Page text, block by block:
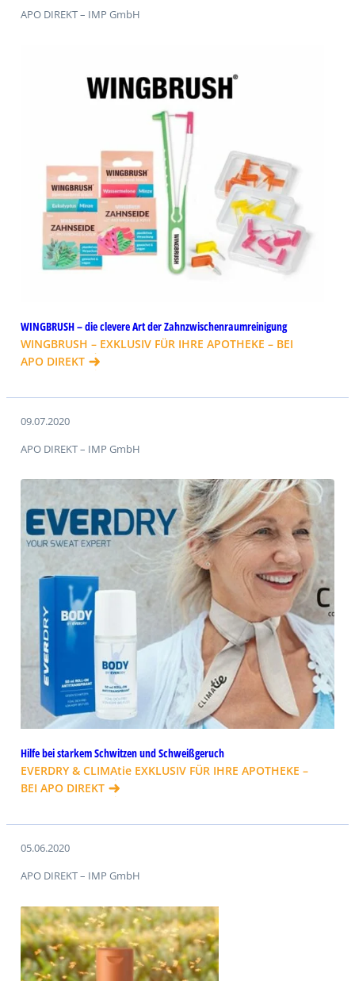
APO DIREKT – IMP GmbH
WINGBRUSH – die clevere Art der Zahnzwischenraumreinigung
WINGBRUSH – EXKLUSIV FÜR IHRE APOTHEKE – BEI
APO DIREKT
09.07.2020
APO DIREKT – IMP GmbH
Hilfe bei starkem Schwitzen und Schweißgeruch
EVERDRY & CLIMAtie EXKLUSIV FÜR IHRE APOTHEKE –
BEI APO DIREKT
05.06.2020
APO DIREKT – IMP GmbH